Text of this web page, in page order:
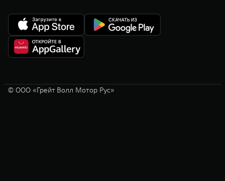
© ООО «Грейт Волл Мотор Рус»